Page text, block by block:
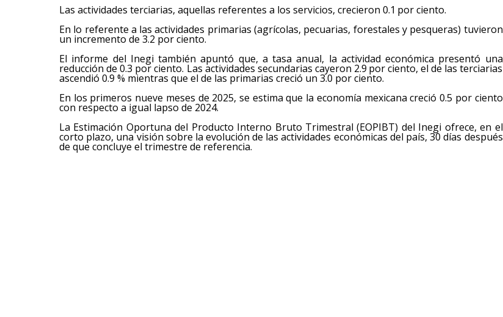
Las actividades terciarias, aquellas referentes a los servicios, crecieron 0.1 por ciento.
En lo referente a las actividades primarias (agrícolas, pecuarias, forestales y pesqueras) tuvieron
un incremento de 3.2 por ciento.
El informe del Inegi también apuntó que, a tasa anual, la actividad económica presentó una
reducción de 0.3 por ciento. Las actividades secundarias cayeron 2.9 por ciento, el de las terciarias
ascendió 0.9 % mientras que el de las primarias creció un 3.0 por ciento.
En los primeros nueve meses de 2025, se estima que la economía mexicana creció 0.5 por ciento
con respecto a igual lapso de 2024.
La Estimación Oportuna del Producto Interno Bruto Trimestral (EOPIBT) del Inegi ofrece, en el
corto plazo, una visión sobre la evolución de las actividades económicas del país, 30 días después
de que concluye el trimestre de referencia.